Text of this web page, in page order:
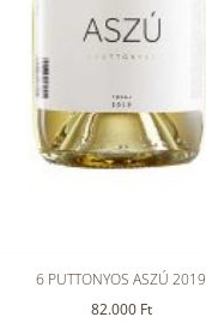
6 PUTTONYOS ASZÚ 2019
82.000 Ft